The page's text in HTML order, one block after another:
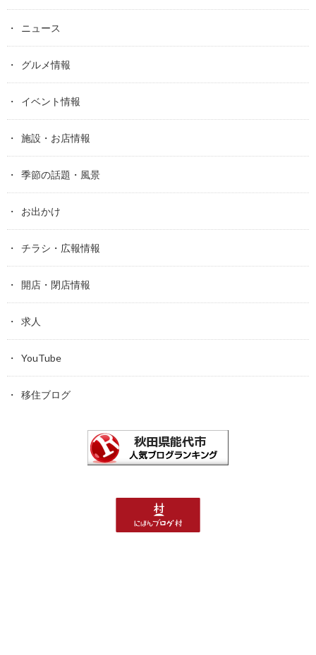
ニュース
グルメ情報
イベント情報
施設・お店情報
季節の話題・風景
お出かけ
チラシ・広報情報
開店・閉店情報
求人
YouTube
移住ブログ